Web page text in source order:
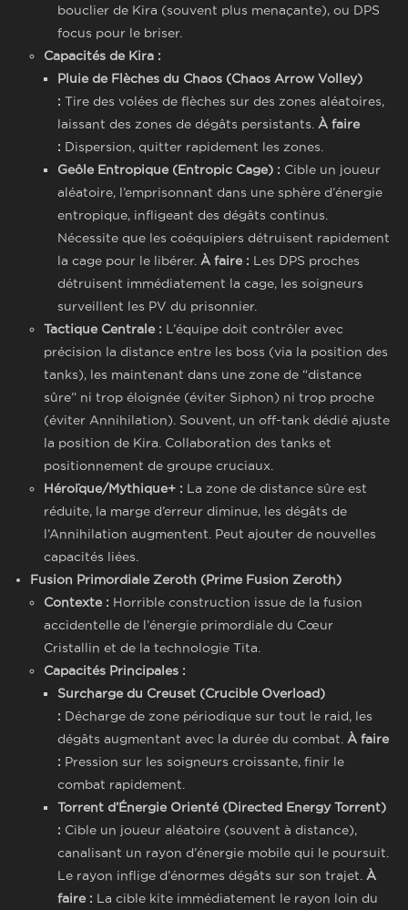
bouclier de Kira (souvent plus menaçante), ou DPS
focus pour le briser.
Capacités de Kira :
Pluie de Flèches du Chaos (Chaos Arrow Volley)
: Tire des volées de flèches sur des zones aléatoires,
laissant des zones de dégâts persistants. À faire
: Dispersion, quitter rapidement les zones.
Geôle Entropique (Entropic Cage) : Cible un joueur
aléatoire, l’emprisonnant dans une sphère d’énergie
entropique, infligeant des dégâts continus.
Nécessite que les coéquipiers détruisent rapidement
la cage pour le libérer. À faire : Les DPS proches
détruisent immédiatement la cage, les soigneurs
surveillent les PV du prisonnier.
Tactique Centrale : L’équipe doit contrôler avec
précision la distance entre les boss (via la position des
tanks), les maintenant dans une zone de “distance
sûre” ni trop éloignée (éviter Siphon) ni trop proche
(éviter Annihilation). Souvent, un off-tank dédié ajuste
la position de Kira. Collaboration des tanks et
positionnement de groupe cruciaux.
Héroïque/Mythique+ : La zone de distance sûre est
réduite, la marge d’erreur diminue, les dégâts de
l’Annihilation augmentent. Peut ajouter de nouvelles
capacités liées.
Fusion Primordiale Zeroth (Prime Fusion Zeroth)
Contexte : Horrible construction issue de la fusion
accidentelle de l’énergie primordiale du Cœur
Cristallin et de la technologie Tita.
Capacités Principales :
Surcharge du Creuset (Crucible Overload)
: Décharge de zone périodique sur tout le raid, les
dégâts augmentant avec la durée du combat. À faire
: Pression sur les soigneurs croissante, finir le
combat rapidement.
Torrent d’Énergie Orienté (Directed Energy Torrent)
: Cible un joueur aléatoire (souvent à distance),
canalisant un rayon d’énergie mobile qui le poursuit.
Le rayon inflige d’énormes dégâts sur son trajet. À
faire : La cible kite immédiatement le rayon loin du